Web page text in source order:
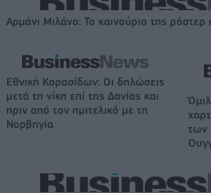
Αρμάνι Μιλάνο: Το καινούριο της
Εθνική Κορασίδων: Οι δηλώσεις
μετά τη νίκη επί της Δανίας και
πριν από τον ημιτελικό με τη
Νορβηγία
των